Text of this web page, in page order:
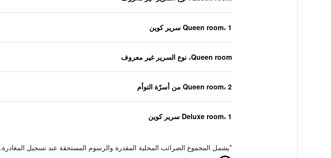
Queen room، 1 سرير كوين
Queen room، نوع السرير غير معروف
Queen room، 2 من أسرّة التوأم
Deluxe room، 1 سرير كوين
*يشمل المجموع الضرائب المحلية المقدرة والرسوم المستحقة عند تسجيل المغادرة.